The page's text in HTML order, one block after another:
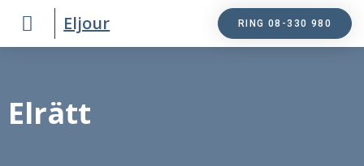
Eljour RING 08-330 980
Elrätt